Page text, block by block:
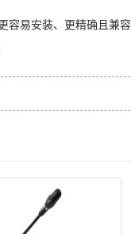
容易安装、更精确且兼